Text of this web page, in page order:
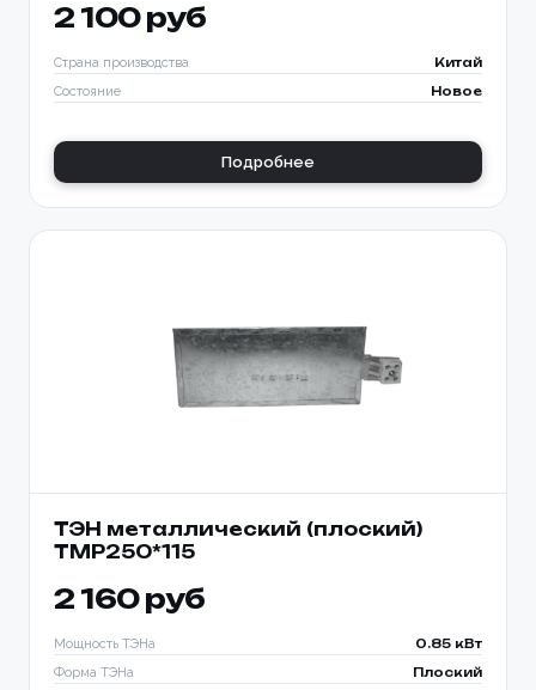
2 100 руб
Страна производства Китай
Состояние Новое
Подробнее
ТЭН металлический (плоский)
TMP250*115
2 160 руб
Мощность ТЭНа 0.85 кВт
Форма ТЭНа Плоский